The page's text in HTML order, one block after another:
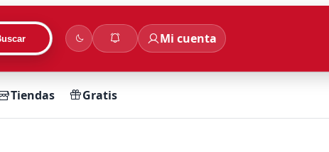
Mi cuenta
Tiendas Gratis